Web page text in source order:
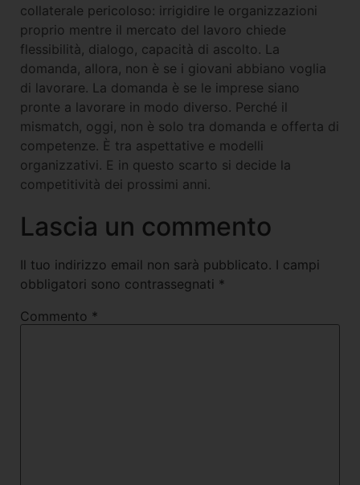
collaterale pericoloso: irrigidire le organizzazioni
proprio mentre il mercato del lavoro chiede
flessibilità, dialogo, capacità di ascolto. La
domanda, allora, non è se i giovani abbiano voglia
di lavorare. La domanda è se le imprese siano
pronte a lavorare in modo diverso. Perché il
mismatch, oggi, non è solo tra domanda e offerta di
competenze. È tra aspettative e modelli
organizzativi. E in questo scarto si decide la
competitività dei prossimi anni.
Lascia un commento
Il tuo indirizzo email non sarà pubblicato. I campi
obbligatori sono contrassegnati *
Commento *